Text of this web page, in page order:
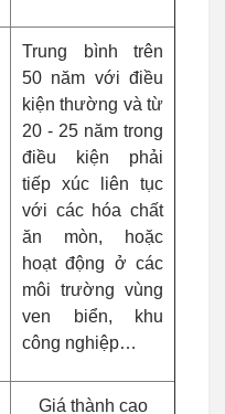
Trung bình trên
50 năm với điều
kiện thường và từ
20 - 25 năm trong
điều kiện phải
tiếp xúc liên tục
với các hóa chất
ăn mòn, hoặc
hoạt động ở các
môi trường vùng
ven biển, khu
công nghiệp…
Giá thành cao